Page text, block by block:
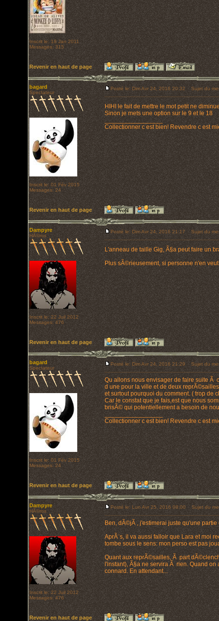
Inscrit le: 18 Jan 2011
Messages: 315
Revenir en haut de page
bagard
Spectateur
Inscrit le: 01 Fév 2015
Messages: 24
Posté le: Dim Avr 24, 2016 20:32 Sujet du
HIHI le fait de mettre le mot petit ne
Sinon je mets une option sur le 9 et le 18
_________________
Collectionner c est bien! Revendre c est
Revenir en haut de page
Dampyre
HÃ©ros
Inscrit le: 22 Juil 2012
Messages: 476
Posté le: Dim Avr 24, 2016 21:17 Sujet du
L'anneau de taille Gig, Ã§a peut faire un
Plus sÃ©rieusement, si personne n'en
Revenir en haut de page
bagard
Spectateur
Inscrit le: 01 Fév 2015
Messages: 24
Posté le: Dim Avr 24, 2016 21:29 Sujet du
Qu allons nous envisager de faire suite Ã
d une pour la ville et de deux
et surtout pourquoi du comment. ( trop de
Car le constat que je fais,est que nous
brisÃ© qui potentiellement a besoin de
_________________
Collectionner c est bien! Revendre c est
Revenir en haut de page
Dampyre
HÃ©ros
Inscrit le: 22 Juil 2012
Messages: 476
Posté le: Lun Avr 25, 2016 08:00 Sujet du
Ben, dÃ©jÃ , j'estimerai juste qu'une
AprÃ¨s, il va aussi falloir que Lara et moi
tombe sous le sens: mon perso est pas
Quant aux reprÃ©sailles, Ã part
l'instant), Ã§a ne servira Ã rien. Quand
connard. En attendant...
Revenir en haut de page